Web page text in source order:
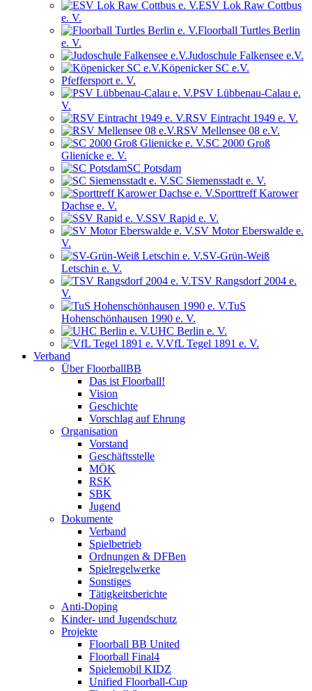
ESV Lok Raw Cottbus
e. V.
Floorball Turtles Berlin
e. V.
Judoschule Falkensee e.V.
Köpenicker SC e.V.
Pfeffersport e. V.
PSV Lübbenau-Calau e.
V.
RSV Eintracht 1949 e. V.
RSV Mellensee 08 e.V.
SC 2000 Groß
Glienicke e. V.
SC Potsdam
SC Siemensstadt e. V.
Sporttreff Karower
Dachse e. V.
SSV Rapid e. V.
SV Motor Eberswalde e.
V.
SV-Grün-Weiß
Letschin e. V.
TSV Rangsdorf 2004 e.
V.
TuS
Hohenschönhausen 1990 e. V.
UHC Berlin e. V.
VfL Tegel 1891 e. V.
Verband
Über FloorballBB
Das ist Floorball!
Vision
Geschichte
Vorschlag auf Ehrung
Organisation
Vorstand
Geschäftsstelle
MÖK
RSK
SBK
Jugend
Dokumente
Verband
Spielbetrieb
Ordnungen & DFBen
Spielregelwerke
Sonstiges
Tätigkeitsberichte
Anti-Doping
Kinder- und Jugendschutz
Projekte
Floorball BB United
Floorball Final4
Spielemobil KIDZ
Unified Floorball-Cup